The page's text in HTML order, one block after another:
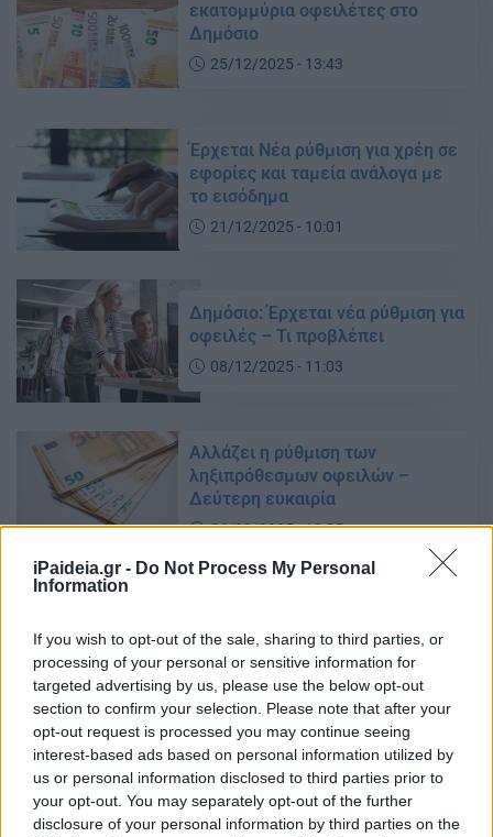
iPaideia.gr - Do Not Process My Personal
Information
If you wish to opt-out of the sale, sharing to third parties, or
processing of your personal or sensitive information for
targeted advertising by us, please use the below opt-out
section to confirm your selection. Please note that after your
opt-out request is processed you may continue seeing
interest-based ads based on personal information utilized by
us or personal information disclosed to third parties prior to
your opt-out. You may separately opt-out of the further
disclosure of your personal information by third parties on the
εκατομμύρια οφειλέτες στο
Δημόσιο
25/12/2025 - 13:43
Έρχεται Νέα ρύθμιση για χρέη σε
εφορίες και ταμεία ανάλογα με
το εισόδημα
21/12/2025 - 10:01
Δημόσιο: Έρχεται νέα ρύθμιση για
οφειλές – Τι προβλέπει
08/12/2025 - 11:03
Αλλάζει η ρύθμιση των
ληξιπρόθεσμων οφειλών –
Δεύτερη ευκαιρία
26/09/2025 - 10:25
Δημοσίου: Τα ποσά που
«ζαλίζουν» – Ποιούς αφορούν
08/08/2025 - 18:00
Οδηγός για τους οφειλέτες του
ΕΦΚΑ: Τα μυστικά για 24 δόσεις
σε Ταμεία